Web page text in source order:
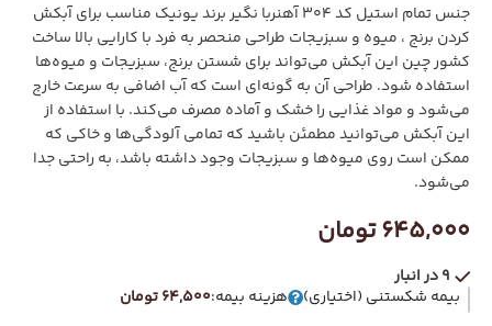
جنس تمام استیل کد 304 آهنربا نگیر برند یونیک مناسب برای آبکش
کردن برنج ، میوه و سبزیجات طراحی منحصر به فرد با کارایی بالا ساخت
کشور چین این آبکش می‌تواند برای شستن برنج، سبزیجات و میوه‌ها
استفاده شود. طراحی آن به گونه‌ای است که آب اضافی به سرعت خارج
می‌شود و مواد غذایی را خشک و آماده مصرف می‌کند. با استفاده از
این آبکش می‌توانید مطمئن باشید که تمامی آلودگی‌ها و خاکی که
ممکن است روی میوه‌ها و سبزیجات وجود داشته باشد، به راحتی جدا
می‌شود.
645,000تومان
9 در انبار
بیمه شکستنی (اختیاری) هزینه بیمه:64,500 تومان